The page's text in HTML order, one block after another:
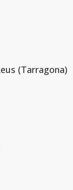
(Tarragona)